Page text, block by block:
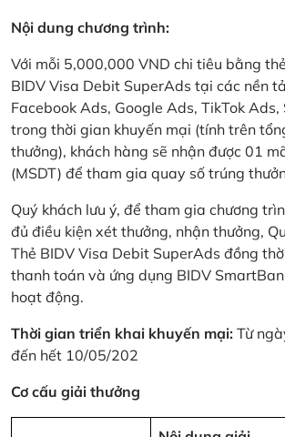
Nội dung chương trình:
Với mỗi 5,000,000 VND chi tiêu bằng
BIDV Visa Debit SuperAds tại các nền
Facebook Ads, Google Ads, TikTok Ads,
trong thời gian khuyến mại (tính trên
thưởng), khách hàng sẽ nhận được 01
(MSDT) để tham gia quay số trúng
Quý khách lưu ý, để tham gia chương
đủ điều kiện xét thưởng, nhận thưởng,
Thẻ BIDV Visa Debit SuperAds đồng
thanh toán và ứng dụng BIDV
hoạt động.
Thời gian triển khai khuyến mại: Từ
đến hết 10/05/202
Cơ cấu giải thưởng